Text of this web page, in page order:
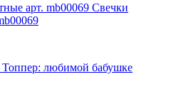
Свечки
Топпер: любимой бабушке